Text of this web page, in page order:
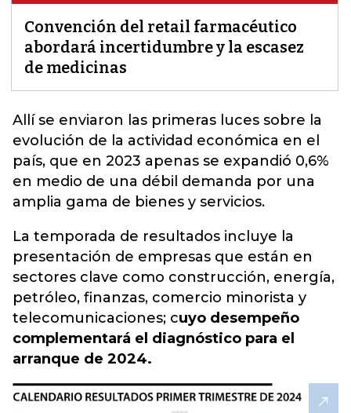
Convención del retail farmacéutico
abordará incertidumbre y la escasez
de medicinas
Allí se enviaron las primeras luces sobre la
evolución de la actividad económica en el
país, que en 2023 apenas se expandió 0,6%
en medio de una débil demanda por una
amplia gama de bienes y servicios.
La temporada de resultados incluye la
presentación de empresas que están en
sectores clave como construcción, energía,
petróleo, finanzas, comercio minorista y
telecomunicaciones; cuyo desempeño
complementará el diagnóstico para el
arranque de 2024.